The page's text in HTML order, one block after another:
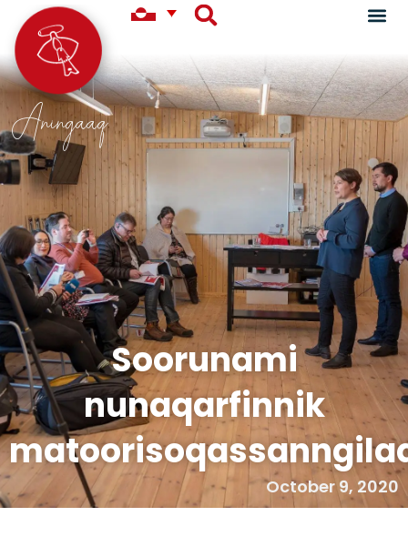
Aningaaq
Soorunami
nunaqarfinnik
October 9, 2020